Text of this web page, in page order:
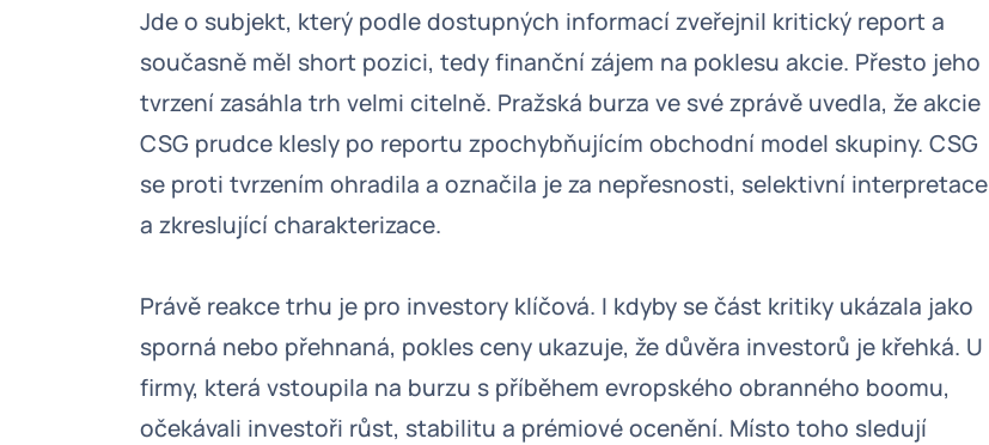
Jde o subjekt, který podle dostupných informací zveřejnil kritický report a
současně měl short pozici, tedy finanční zájem na poklesu akcie. Přesto jeho
tvrzení zasáhla trh velmi citelně. Pražská burza ve své zprávě uvedla, že akcie
CSG prudce klesly po reportu zpochybňujícím obchodní model skupiny. CSG
se proti tvrzením ohradila a označila je za nepřesnosti, selektivní interpretace
a zkreslující charakterizace.
Právě reakce trhu je pro investory klíčová. I kdyby se část kritiky ukázala jako
sporná nebo přehnaná, pokles ceny ukazuje, že důvěra investorů je křehká. U
firmy, která vstoupila na burzu s příběhem evropského obranného boomu,
očekávali investoři růst, stabilitu a prémiové ocenění. Místo toho sledují